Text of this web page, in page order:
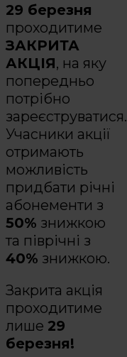
29 березня
проходитиме
ЗАКРИТА
АКЦІЯ, на яку
попередньо
потрібно
зареєструватися.
Учасники акції
отримають
можливість
придбати річні
абонементи з
50% знижкою
та піврічні з
40% знижкою.
Закрита акція
проходитиме
лише 29
березня!